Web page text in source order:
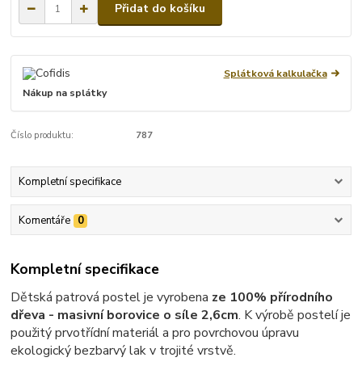
Přidat do košíku
Splátková kalkulačka
Nákup na splátky
Číslo produktu: 787
Kompletní specifikace
Komentáře 0
Kompletní specifikace
Dětská patrová postel je vyrobena ze 100% přírodního
dřeva - masivní borovice o síle 2,6cm. K výrobě postelí je
použitý prvotřídní materiál a pro povrchovou úpravu
ekologický bezbarvý lak v trojité vrstvě.